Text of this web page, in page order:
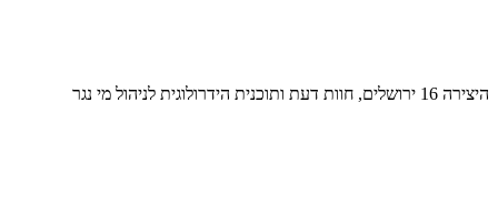
היצירה 16 ירושלים, חוות דעת ותוכנית הידרולוגית לניהול מי נגר